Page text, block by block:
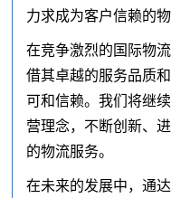
力求成为客户信赖的物
在竞争激烈的国际物
借其卓越的服务品质
可和信赖。我们将继
营理念，不断创新、
的物流服务。
在未来的发展中，通